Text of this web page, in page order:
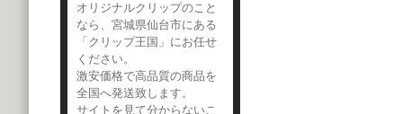
オリジナルクリップのこと
なら、宮城県仙台市にある
「クリップ王国」にお任せ
ください。
激安価格で高品質の商品を
全国へ発送致します。
サイトを見て分からないこ